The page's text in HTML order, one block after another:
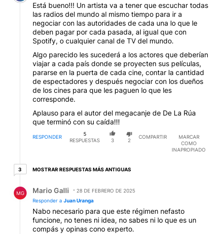
Está bueno!!! Un artista va a tener que escuchar todas
las radios del mundo al mismo tiempo para ir a
negociar con las autoridades de cada una lo que le
deben pagar por cada pasada, al igual que con
Spotify, o cualquier canal de TV del mundo.
Algo parecido les sucederá a los actores que deberían
viajar a cada país donde se proyecten sus películas,
pararse en la puerta de cada cine, contar la cantidad
de espectadores y después negociar con los dueños
de los cines para que les paguen lo que les
corresponde.
Aplauso para el autor del megacanje de De La Rúa
que terminó con su caída!!!
RESPONDER
5
RESPUESTAS
3 2
COMPARTIR
MARCAR
COMO
INAPROPIADO
33 respuestas más antiguas
MOSTRAR RESPUESTAS MÁS ANTIGUAS
MG Mario Galli
28 DE FEBRERO DE 2025
Responder a Juan Uranga
Nabo necesario para que este régimen nefasto
funcione, no tenes ni idea, no sabes ni lo que es un
compás y opinas cono experto.